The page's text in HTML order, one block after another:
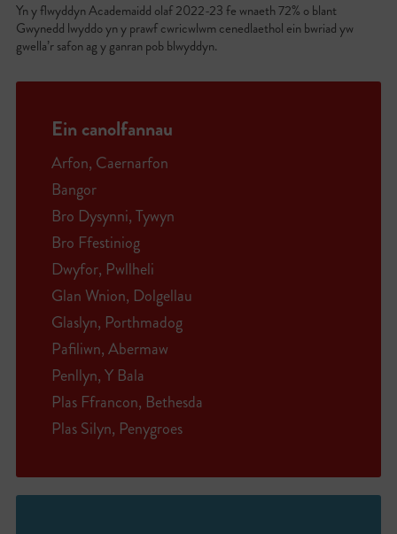
Yn y flwyddyn Academaidd olaf 2022-23 fe wnaeth 72% o blant
Gwynedd lwyddo yn y prawf cwricwlwm cenedlaethol ein bwriad yw
gwella’r safon ag y ganran pob blwyddyn.
Ein canolfannau
Arfon, Caernarfon
Bangor
Bro Dysynni, Tywyn
Bro Ffestiniog
Dwyfor, Pwllheli
Glan Wnion, Dolgellau
Glaslyn, Porthmadog
Pafiliwn, Abermaw
Penllyn, Y Bala
Plas Ffrancon, Bethesda
Plas Silyn, Penygroes